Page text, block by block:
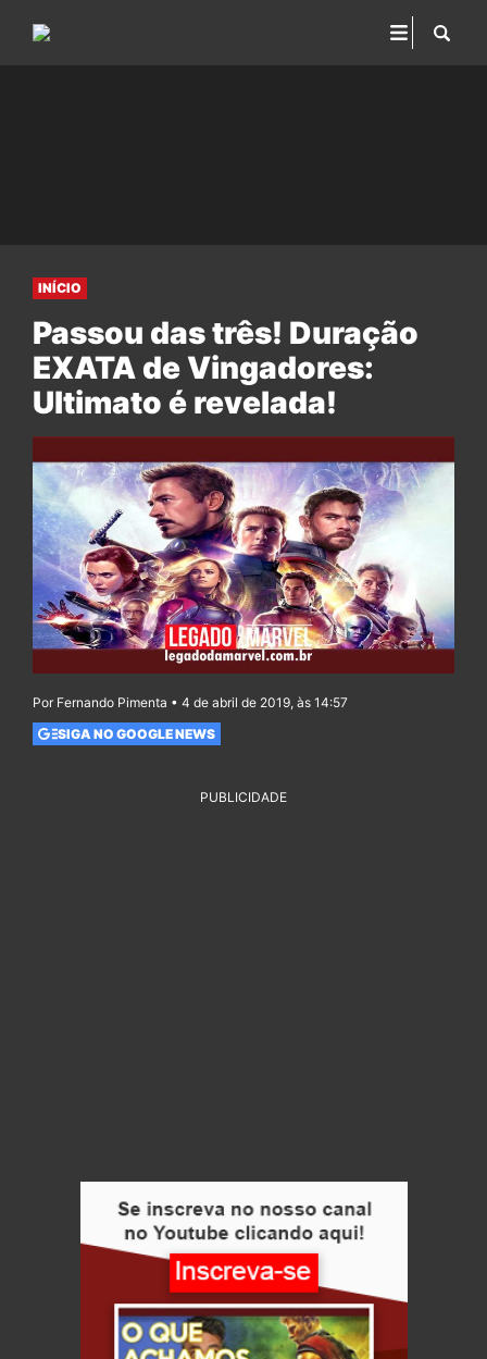
INÍCIO
Passou das três! Duração
EXATA de Vingadores:
Ultimato é revelada!
Por Fernando Pimenta • 4 de abril de 2019, às 14:57
SIGA NO GOOGLE NEWS
PUBLICIDADE